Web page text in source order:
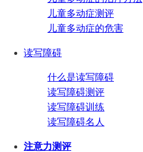
儿童多动症测评
儿童多动症的危害
读写障碍
什么是读写障碍
读写障碍测评
读写障碍训练
读写障碍名人
注意力测评